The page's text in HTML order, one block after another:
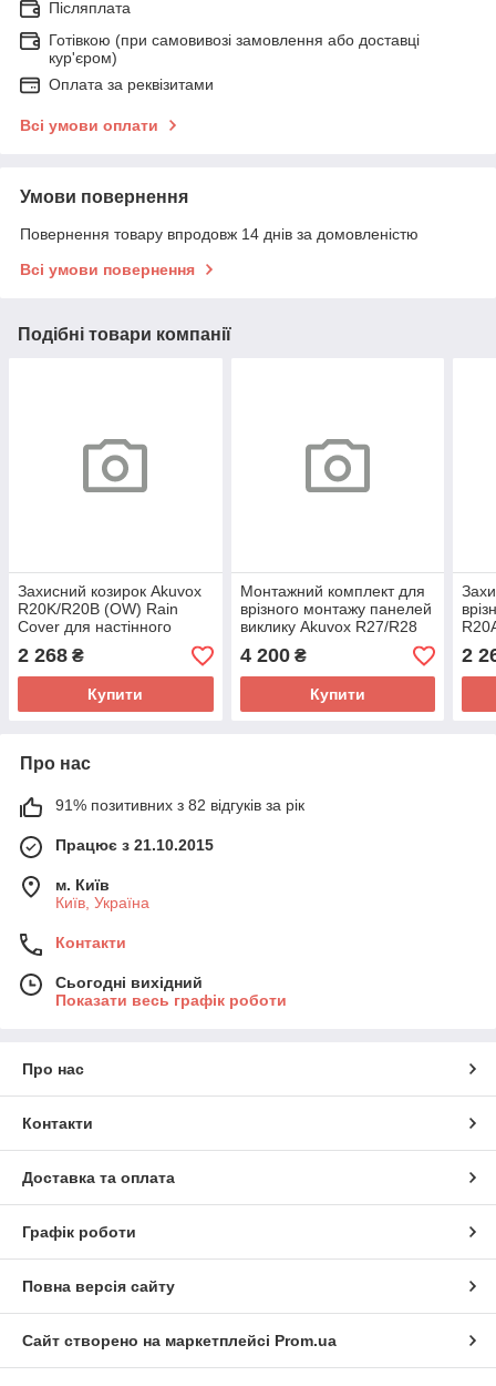
Післяплата
Готівкою (при самовивозі замовлення або доставці
кур'єром)
Оплата за реквізитами
Всі умови оплати
Умови повернення
Повернення товару впродовж 14 днів за домовленістю
Всі умови повернення
Подібні товари компанії
Захисний козирок Akuvox
R20K/R20B (OW) Rain
Cover для настінного
2 268 ₴
Купити
Монтажний комплект для
врізного монтажу панелей
виклику Akuvox R27/R28
4 200₴
Купити
2
Про нас
91% позитивних з 82 відгуків за рік
Працює з 21.10.2015
м. Київ
Київ, Україна
Контакти
Сьогодні вихідний
Показати весь графік роботи
Про нас
Контакти
Доставка та оплата
Графік роботи
Повна версія сайту
Сайт створено на маркетплейсі Prom.ua